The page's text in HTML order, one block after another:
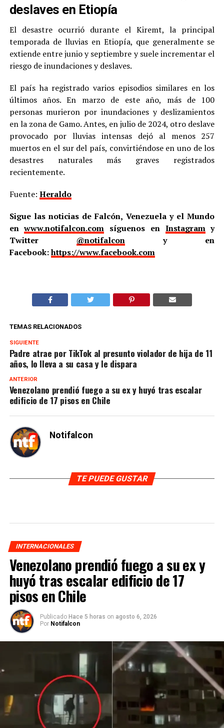
deslaves en Etiopía
El desastre ocurrió durante el Kiremt, la principal
temporada de lluvias en Etiopía, que generalmente se
extiende entre junio y septiembre y suele incrementar el
riesgo de inundaciones y deslaves.
El país ha registrado varios episodios similares en los
últimos años. En marzo de este año, más de 100
personas murieron por inundaciones y deslizamientos
en la zona de Gamo. Antes, en julio de 2024, otro deslave
provocado por lluvias intensas dejó al menos 257
muertos en el sur del país, convirtiéndose en uno de los
desastres naturales más graves registrados
recientemente.
Fuente: Heraldo
Sigue las noticias de Falcón, Venezuela y el Mundo
enwww.notifalcon.com síguenos en Instagramy
Twitter @notifalcony en
Facebook:https://www.facebook.com
TEMAS RELACIONADOS
SIGUIENTE
Padre atrae por TikTok al presunto violador de hija de 11
años, lo lleva a su casa y le dispara
ANTERIOR
Venezolano prendió fuego a su ex y huyó tras escalar
edificio de 17 pisos en Chile
Notifalcon
TE PUEDE GUSTAR
INTERNACIONALES
Venezolano prendió fuego a su ex y
huyó tras escalar edificio de 17
pisos en Chile
Publicado Hace 5 horas on agosto 6, 2026
Por Notifalcon